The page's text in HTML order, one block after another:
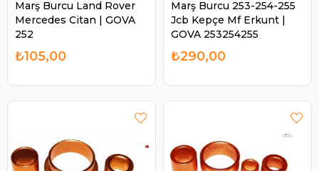
Marş Burcu Land Rover
Mercedes Citan | GOVA
252
₺105,00
Marş Burcu 253-254-255
Jcb Kepçe Mf Erkunt |
GOVA 253254255
₺290,00